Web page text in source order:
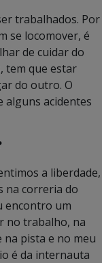
trabalhados. Por
se locomover, é
de cuidar do
tem que estar
do outro. O
alguns acidentes
a liberdade,
na correria do
encontro um
no trabalho, na
na pista e no meu
é da internauta